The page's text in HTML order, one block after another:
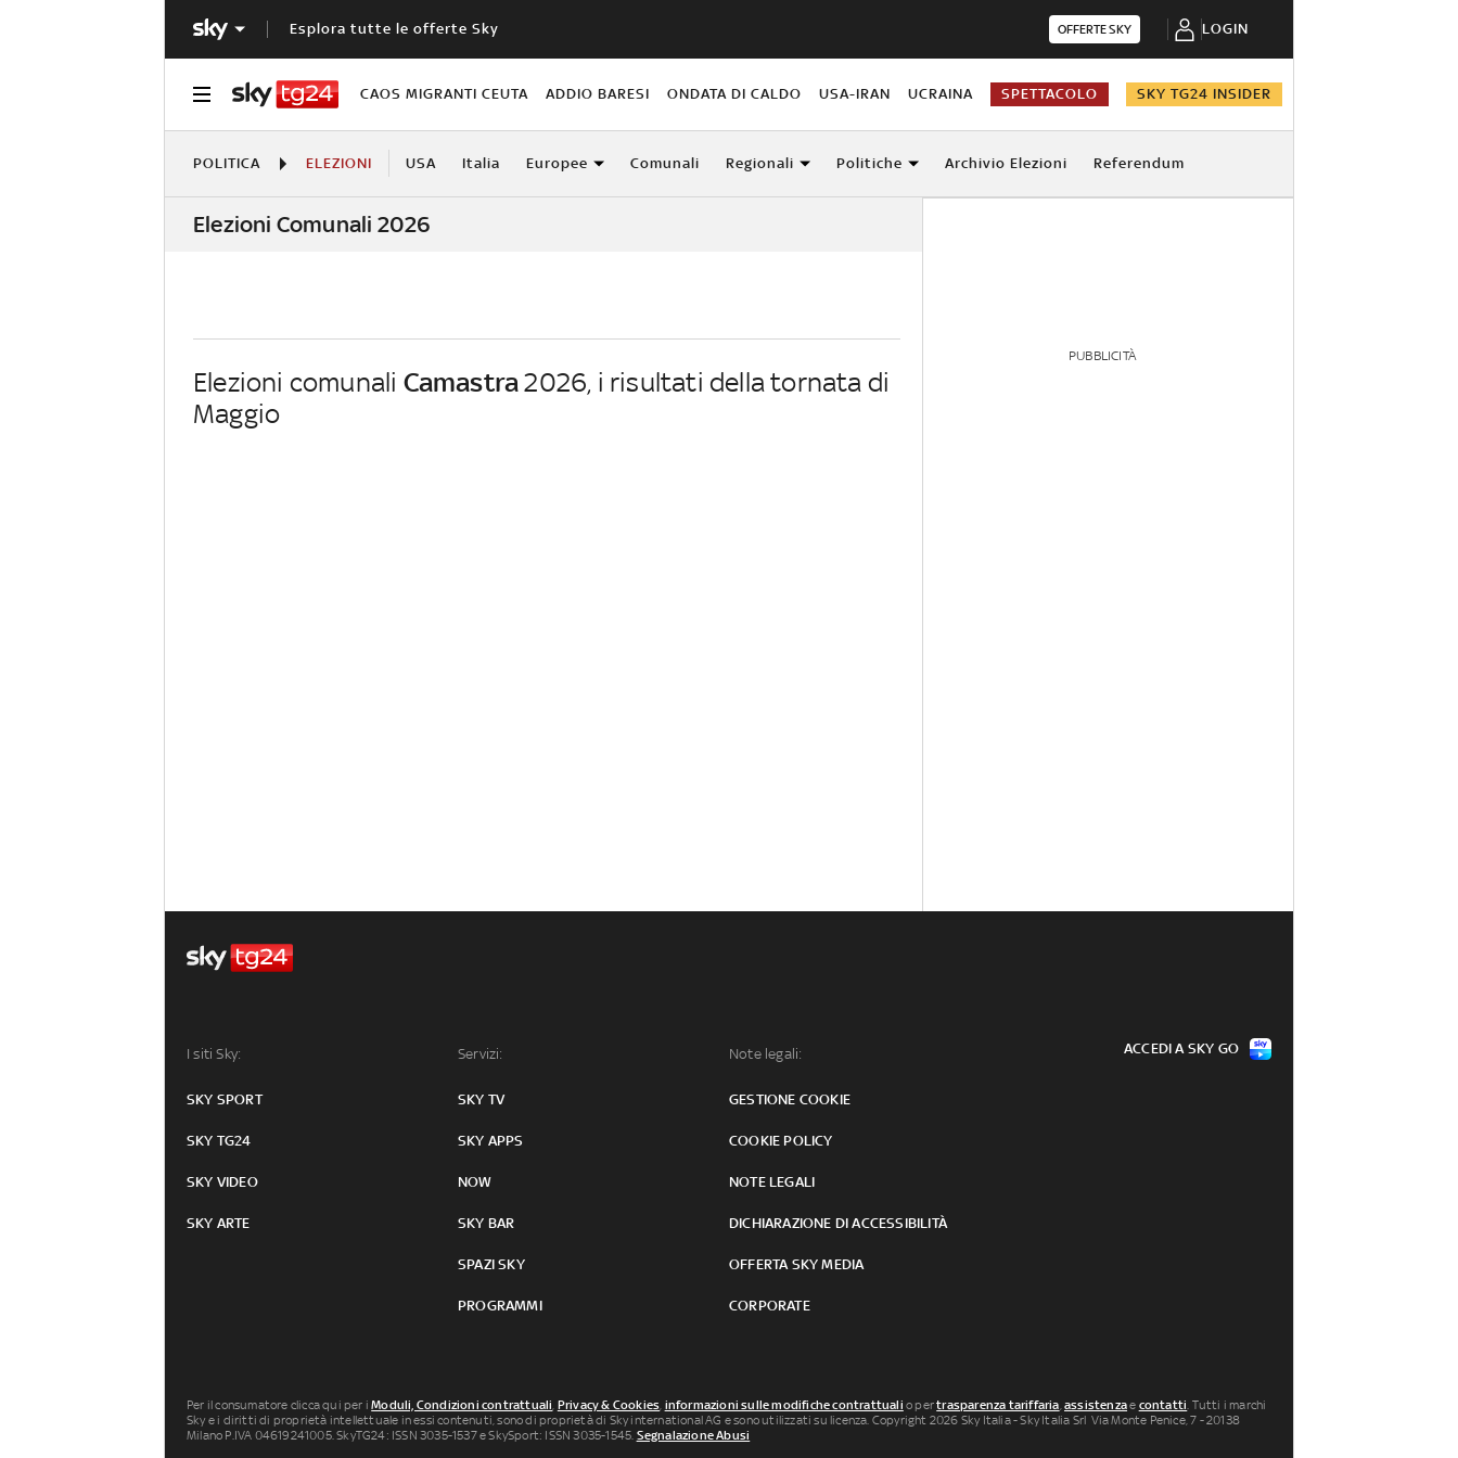
Esplora tutte le offerte Sky OFFERTE SKY LOGIN
CAOS MIGRANTI CEUTA ADDIO BARESI ONDATA DI CALDO USA-IRAN UCRAINA SPETTACOLO SKY TG24 INSIDER
POLITICA ELEZIONI USA Italia Europee Comunali Regionali Politiche Archivio Elezioni Referendum
Elezioni Comunali 2026
Elezioni comunali Camastra2026, i risultati della tornata di
Maggio
PUBBLICITÀ
I siti Sky:
SKY SPORT
SKY TG24
SKY VIDEO
SKY ARTE
Servizi:
SKY TV
SKY APPS
NOW
SKY BAR
SPAZI SKY
PROGRAMMI
Note legali:
GESTIONE COOKIE
COOKIE POLICY
NOTE LEGALI
DICHIARAZIONE DI ACCESSIBILITÀ
OFFERTA SKY MEDIA
CORPORATE
ACCEDI A SKY GO
Per il consumatore clicca qui per iModuli, Condizioni contrattuali, Privacy & Cookies, informazioni sulle modifiche contrattuali o pertrasparenza tariffaria,assistenzae contatti. Tutti i marchi
Sky e i diritti di proprietà intellettuale in essi contenuti, sono di proprietà di Sky international AG e sono utilizzati su licenza. Copyright 2026 Sky Italia - Sky Italia Srl Via Monte Penice, 7 - 20138
Milano P.IVA 04619241005. SkyTG24: ISSN 3035-1537 e SkySport: ISSN 3035-1545. Segnalazione Abusi